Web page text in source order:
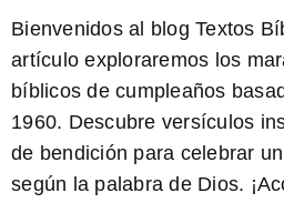
Bienvenidos al blog Textos
artículo exploraremos los
bíblicos de cumpleaños
1960. Descubre versículos
de bendición para celebrar
según la palabra de Dios.